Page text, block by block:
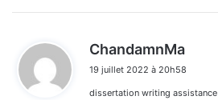
ChandamnMa
t
19 juillet 2022 à 20h58
dissertation writing assistance